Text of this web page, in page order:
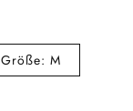
Größe: M